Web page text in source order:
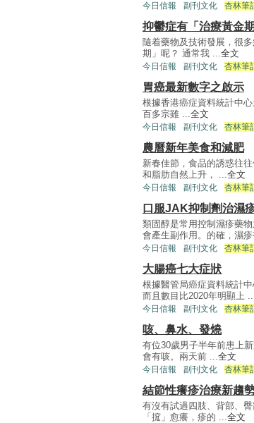
今日信報 副刊文化 杏林筆
抑鬱症有「治療黃金
隨着藥物及技術發展，很
期」呢？ 通常我 ...全文
今日信報 副刊文化 杏林筆
胃癌最新數字之啟示
根據香港癌症資料統計中
百多宗雖 ...全文
今日信報 副刊文化 杏林筆
農曆新年美食和減肥
新春佳節，食品的誘惑往
和脂肪自然上升， ...全文
今日信報 副刊文化 杏林筆
口服JAK抑制劑治濕
類固醇是常用控制濕疹藥
會產生副作用。的確，濕
今日信報 副刊文化 杏林筆
大腸癌七大症狀
根據醫管局癌症資料統計
而且數目比2020年明顯上
今日信報 副刊文化 杏林筆
咳、鼻水、發燒
有位30歲男子半年前患上
會有咳。兩天前 ...全文
今日信報 副刊文化 杏林筆
結節性癢疹治療新趨
有沒有試過四肢、背部、
「搲」愈癢，疹的 ...全文